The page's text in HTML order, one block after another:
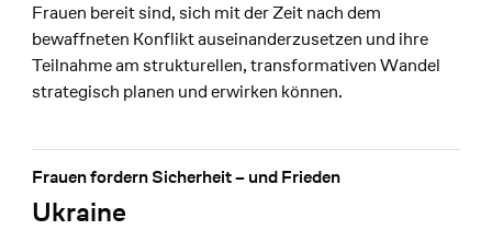
Frauen bereit sind, sich mit der Zeit nach dem
bewaffneten Konflikt auseinanderzusetzen und ihre
Teilnahme am strukturellen, transformativen Wandel
strategisch planen und erwirken können.
Ukraine
Frauen fordern Sicherheit – und Frieden